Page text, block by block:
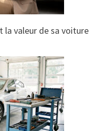
valeur de sa voiture